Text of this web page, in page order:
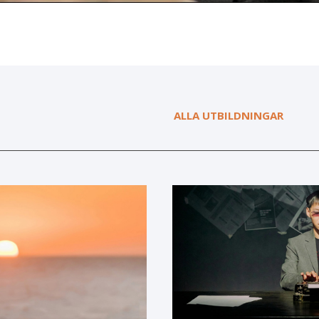
ALLA UTBILDNINGAR
enligt
penningtvättslagen